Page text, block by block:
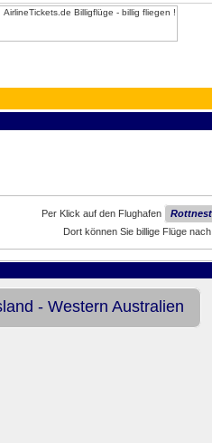
Per Klick auf den Flughafen
Dort können Sie billige Flüge
- Western Australien